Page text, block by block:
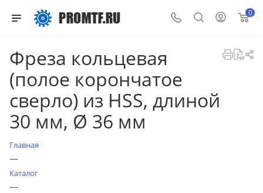
0
Фреза кольцевая
(полое корончатое
сверло) из HSS, длиной
30 мм, Ø 36 мм
Главная
—
Каталог
—